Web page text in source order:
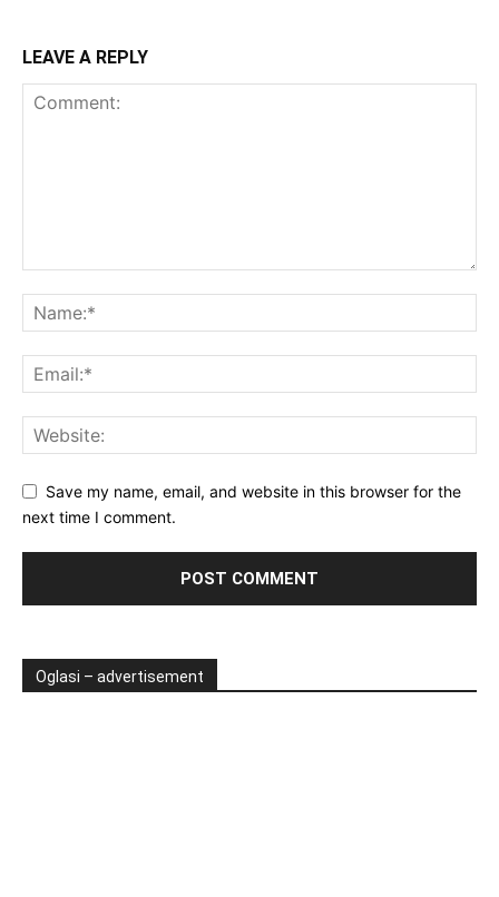
LEAVE A REPLY
Save my name, email, and website in this browser for the
next time I comment.
Oglasi – advertisement